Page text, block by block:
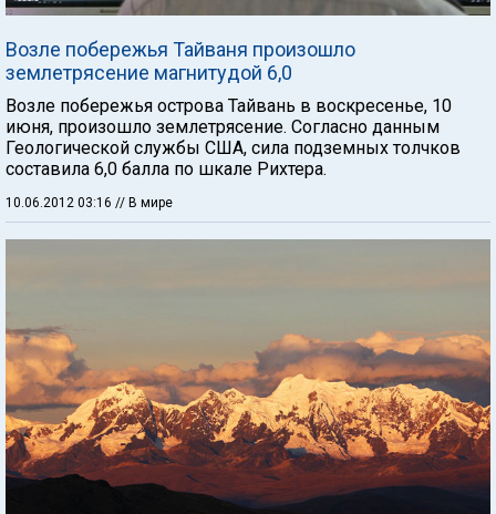
Возле побережья Тайваня произошло
землетрясение магнитудой 6,0
Возле побережья острова Тайвань в воскресенье, 10
июня, произошло землетрясение. Согласно данным
Геологической службы США, сила подземных толчков
составила 6,0 балла по шкале Рихтера.
10.06.2012 03:16 // В мире